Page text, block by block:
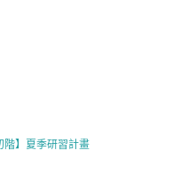
階】夏季研習計畫